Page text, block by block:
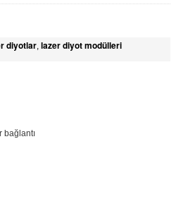
diyotlar, lazer diyot modülleri
bağlantı